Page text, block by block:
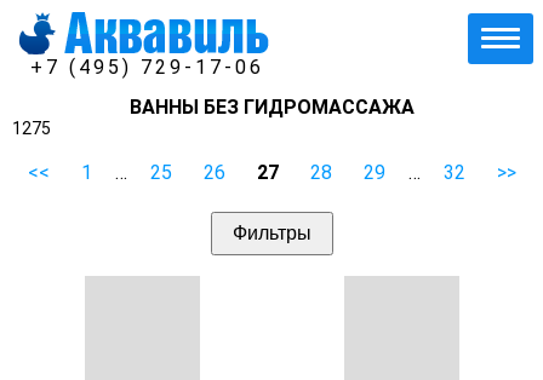
+7 (495) 729-17-06
ВАННЫ БЕЗ ГИДРОМАССАЖА
1275
<< 1 … 25 26 27 28 29 … 32 >>
Фильтры